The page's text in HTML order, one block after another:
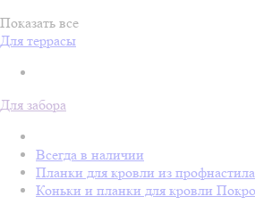
Показать все
Для террасы
Для забора
Всегда в наличии
Планки для кровли из профнастила
Коньки и планки для кровли